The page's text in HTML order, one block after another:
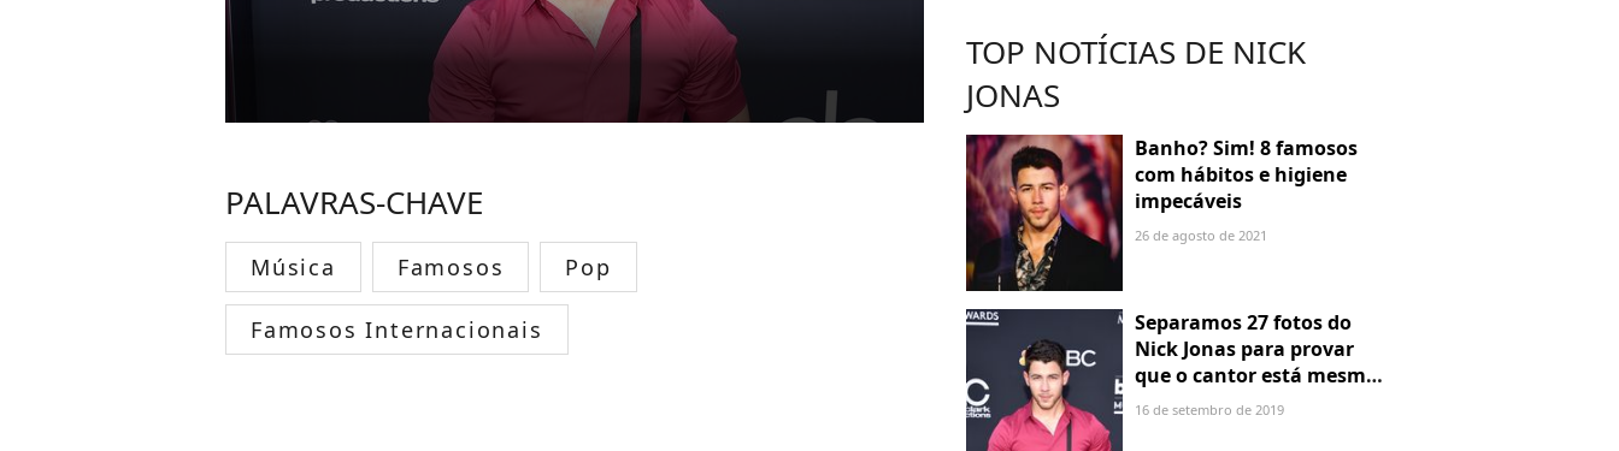
PALAVRAS-CHAVE
Música Famosos Pop
Famosos Internacionais
TOP NOTÍCIAS DE NICK
JONAS
Banho? Sim! 8 famosos
com hábitos e higiene
impecáveis
26 de agosto de 2021
Separamos 27 fotos do
Nick Jonas para provar
que o cantor está mesmo
de parabéns
16 de setembro de 2019